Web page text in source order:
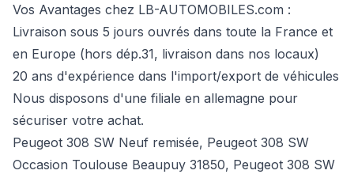
Vos Avantages chez LB-AUTOMOBILES.com :
Livraison sous 5 jours ouvrés dans toute la France et
en Europe (hors dép.31, livraison dans nos locaux)
20 ans d'expérience dans l'import/export de véhicules
Nous disposons d'une filiale en allemagne pour
sécuriser votre achat.
Peugeot 308 SW Neuf remisée, Peugeot 308 SW
Occasion Toulouse Beaupuy 31850, Peugeot 308 SW